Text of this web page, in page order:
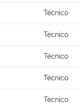
Técnico
Técnico
Técnico
Técnico
Técnico